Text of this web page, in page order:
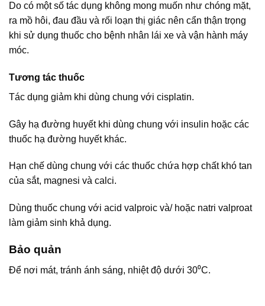
Do có một số tác dụng không mong muốn như chóng mặt,
ra mồ hôi, đau đầu và rối loạn thị giác nên cẩn thận trọng
khi sử dụng thuốc cho bệnh nhân lái xe và vận hành máy
móc.
Tương tác thuốc
Tác dụng giảm khi dùng chung với cisplatin.
Gây hạ đường huyết khi dùng chung với insulin hoặc các
thuốc hạ đường huyết khác.
Hạn chế dùng chung với các thuốc chứa hợp chất khó tan
của sắt, magnesi và calci.
Dùng thuốc chung với acid valproic và/ hoặc natri valproat
làm giảm sinh khả dụng.
Bảo quản
Để nơi mát, tránh ánh sáng, nhiệt độ dưới 30⁰C.